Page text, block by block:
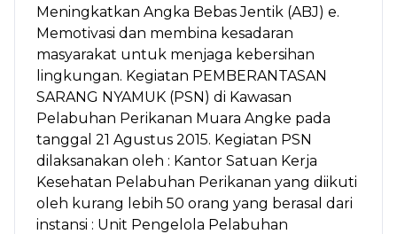
Meningkatkan Angka Bebas Jentik (ABJ) e.
Memotivasi dan membina kesadaran
masyarakat untuk menjaga kebersihan
lingkungan. Kegiatan PEMBERANTASAN
SARANG NYAMUK (PSN) di Kawasan
Pelabuhan Perikanan Muara Angke pada
tanggal 21 Agustus 2015. Kegiatan PSN
dilaksanakan oleh : Kantor Satuan Kerja
Kesehatan Pelabuhan Perikanan yang diikuti
oleh kurang lebih 50 orang yang berasal dari
instansi : Unit Pengelola Pelabuhan